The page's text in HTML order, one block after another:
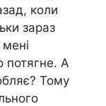
коли
зараз
потягне. А
Тому